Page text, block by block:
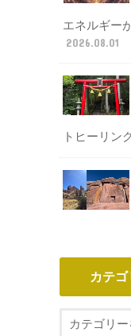
エネルギー
2026.08.01
トヒーリン
カテ